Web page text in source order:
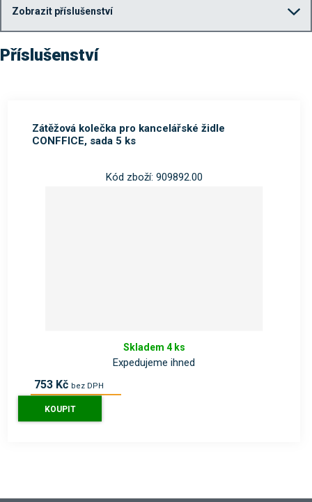
Zobrazit příslušenství
Příslušenství
Zátěžová kolečka pro kancelářské židle
CONFFICE, sada 5 ks
Kód zboží: 909892.00
753 Kč bez DPH
Skladem 4 ks
Expedujeme ihned
KOUPIT